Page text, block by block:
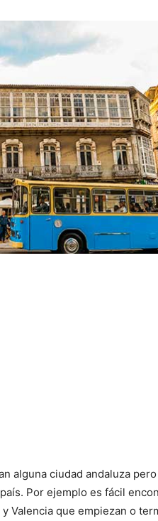
alguna ciudad andaluza
Por ejemplo es fácil
Valencia que empiezan o